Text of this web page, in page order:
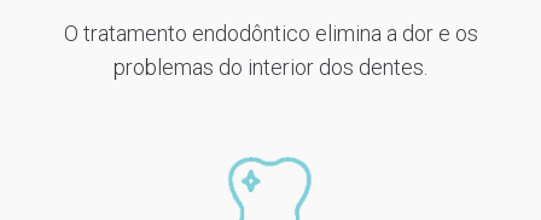
O tratamento endodôntico elimina a dor e os
problemas do interior dos dentes.